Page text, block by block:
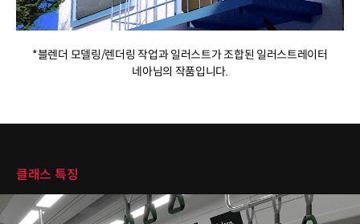
*블렌더 모델링/렌더링 작업과 일러스트가 조합된 일러스트레이터
네아님의 작품입니다.
클래스 특징